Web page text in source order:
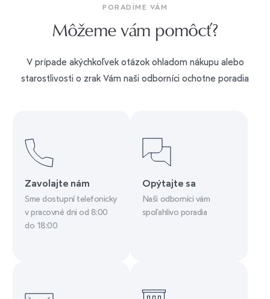
PORADÍME VÁM
Môžeme vám pomôcť?
V prípade akýchkoľvek otázok ohladom nákupu alebo
starostlivosti o zrak Vám naši odborníci ochotne poradia
Zavolajte nám
Sme dostupní telefonicky
v pracovné dni od 8:00
do 18:00
Opýtajte sa
Naši odborníci vám
spoľahlivo poradia